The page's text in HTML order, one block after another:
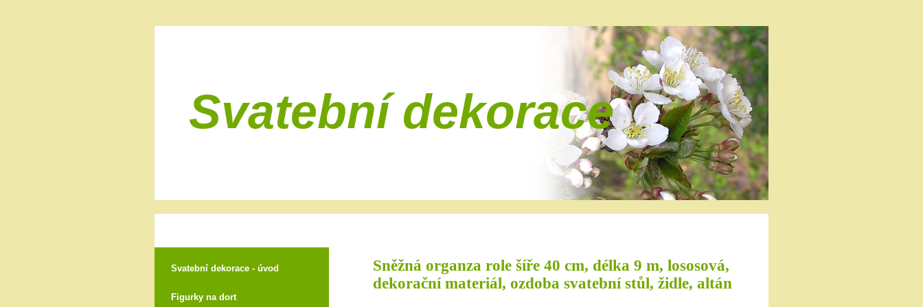
Svatební dekorace
Svatební dekorace - úvod
Figurky na dort
Sněžná organza role šíře 40 cm, délka 9 m, lososová,
dekorační materiál, ozdoba svatební stůl, židle, altán